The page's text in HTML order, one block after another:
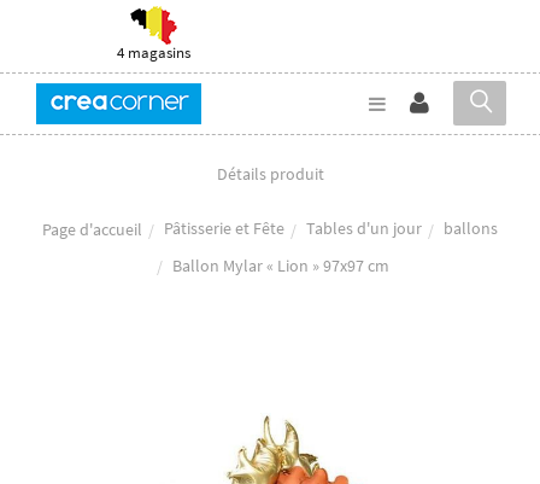
4 magasins
Détails produit
Page d'accueil Pâtisserie et Fête Tables d'un jour
ballons
Ballon Mylar « Lion » 97x97 cm